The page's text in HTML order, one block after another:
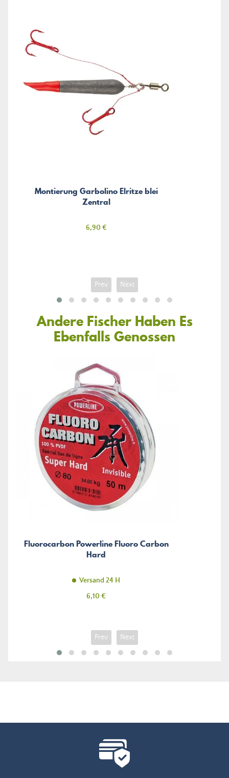
Montierung Garbolino Elritze blei
Zentral
Preis
6,90 €
Prev Next
Andere Fischer Haben Es
Ebenfalls Genossen
Fluorocarbon Powerline Fluoro Carbon
Hard
Versand 24 H
Preis
6,10 €
Prev Next